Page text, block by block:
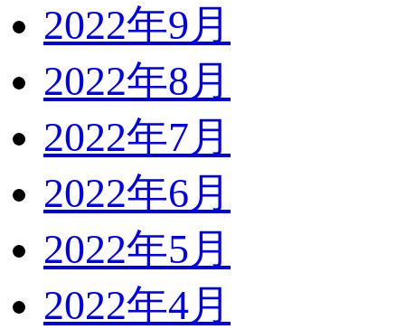
2022年9月
2022年8月
2022年7月
2022年6月
2022年5月
2022年4月